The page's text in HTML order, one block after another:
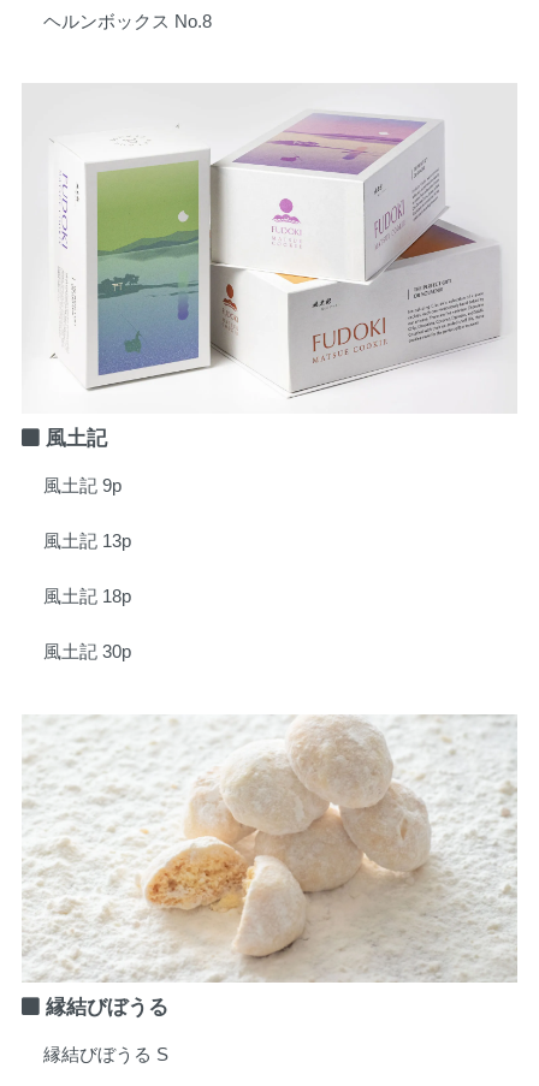
ヘルンボックス No.8
風土記
風土記 9p
風土記 13p
風土記 18p
風土記 30p
縁結びぼうる
縁結びぼうる S